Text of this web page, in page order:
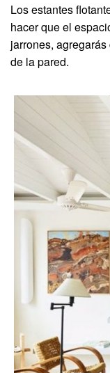
Los estantes
hacer que el
jarrones,
de la pared.